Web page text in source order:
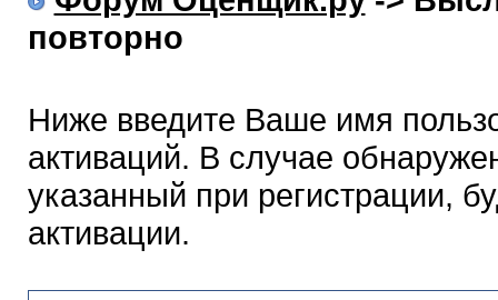
повторно
Ниже введите Ваше имя
активаций. В случае
указанный при регистрации,
активации.